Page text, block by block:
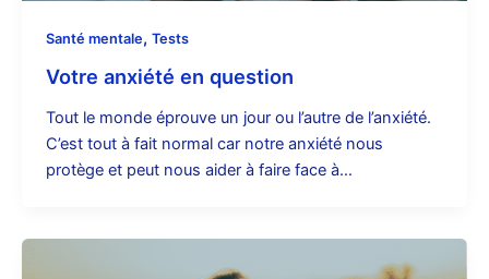
Santé mentale, Tests
Votre anxiété en question
Tout le monde éprouve un jour ou l’autre de l’anxiété.
C’est tout à fait normal car notre anxiété nous
protège et peut nous aider à faire face à…